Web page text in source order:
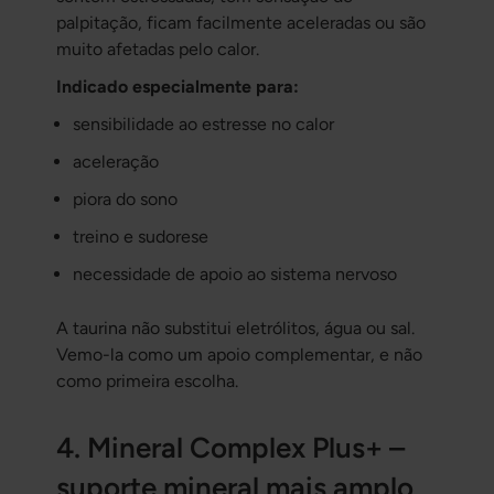
palpitação, ficam facilmente aceleradas ou são
muito afetadas pelo calor.
Indicado especialmente para:
sensibilidade ao estresse no calor
aceleração
piora do sono
treino e sudorese
necessidade de apoio ao sistema nervoso
A taurina não substitui eletrólitos, água ou sal.
Vemo-la como um apoio complementar, e não
como primeira escolha.
4. Mineral Complex Plus+ –